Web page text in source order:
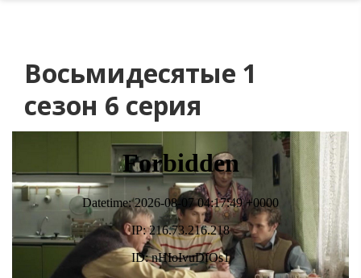
Восьмидесятые 1
сезон 6 серия